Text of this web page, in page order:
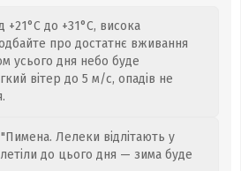
+21°C до +31°C, висока
про достатнє вживання
усього дня небо буде
вітер до 5 м/с, опадів не
"Пимена. Лелеки відлітають у
до цього дня — зима буде